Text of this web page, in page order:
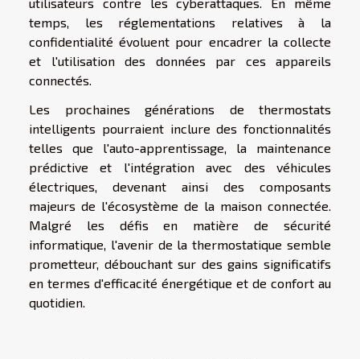
utilisateurs contre les cyberattaques. En même
temps, les réglementations relatives à la
confidentialité évoluent pour encadrer la collecte
et l'utilisation des données par ces appareils
connectés.
Les prochaines générations de thermostats
intelligents pourraient inclure des fonctionnalités
telles que l'auto-apprentissage, la maintenance
prédictive et l'intégration avec des véhicules
électriques, devenant ainsi des composants
majeurs de l'écosystème de la maison connectée.
Malgré les défis en matière de sécurité
informatique, l'avenir de la thermostatique semble
prometteur, débouchant sur des gains significatifs
en termes d'efficacité énergétique et de confort au
quotidien.